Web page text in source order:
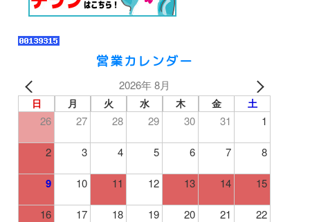
営業カレンダー
2026年 8月
日 月 火 水 木 金 土
26 27 28 29 30 31 1
2 3 4 5 6 7 8
9 10 11 12 13 14 15
16 17 18 19 20 21 22